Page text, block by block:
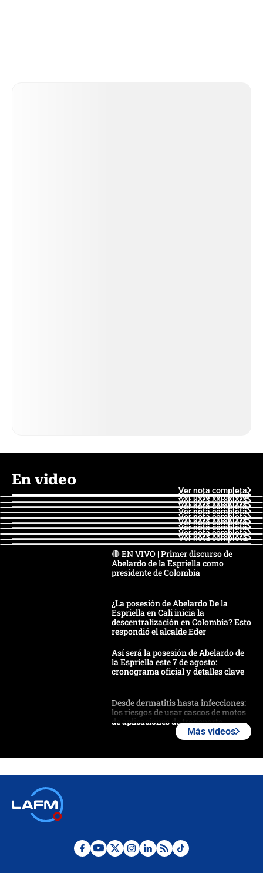
En video
Ver nota completa
Ver nota completa
Ver nota completa
Ver nota completa
Ver nota completa
Ver nota completa
Ver nota completa
Ver nota completa
Ver nota completa
Ver nota completa
🔴 EN VIVO | Primer discurso de
Abelardo de la Espriella como
presidente de Colombia
¿La posesión de Abelardo De la
Espriella en Cali inicia la
descentralización en Colombia? Esto
respondió el alcalde Eder
Así será la posesión de Abelardo de
la Espriella este 7 de agosto:
cronograma oficial y detalles clave
Desde dermatitis hasta infecciones:
los riesgos de usar cascos de motos
de aplicaciones de transporte
celular? Requisitos, pasos y
Posesión de Abelardo De La Espriella
Más videos